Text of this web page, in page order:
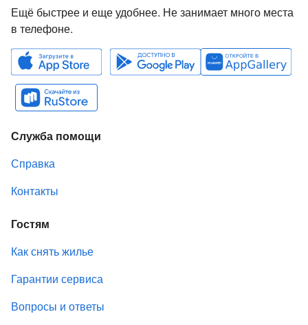
Ещё быстрее и еще удобнее. Не занимает много места
в телефоне.
Служба помощи
Справка
Контакты
Гостям
Как снять жилье
Гарантии сервиса
Вопросы и ответы